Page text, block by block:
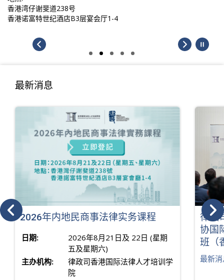
香港湾仔谢斐道238号
香港诺富特世纪酒店B3层宴会厅1-4
最新消息
2026年内地民商事法律实务课程
日期:
2026年8月21日及 22日 (星期
五及星期六)
主办机构:
律政司香港国际法律人才培训学
院
律政
协国
班（
最新